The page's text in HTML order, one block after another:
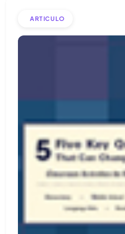
ARTICULO